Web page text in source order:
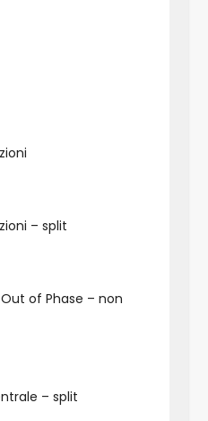
– split
of Phase – non
– split